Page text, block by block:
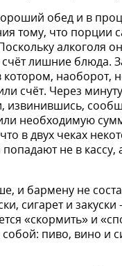
обед и в
тому, что порции
алко­голя
счёт лишние блюда.
наобо­рот,
счёт. Через
извинившись,
необходимую
в двух чеках
не в кассу,
и бармену не
сигарет и закуски
«скормить» и
пиво, вино и